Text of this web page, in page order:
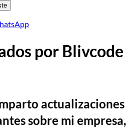
por Blivcode
actualizaciones
sobre mi empresa,